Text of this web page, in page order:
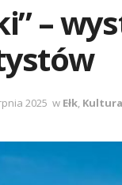
–
2025 w Ełk, Kultura